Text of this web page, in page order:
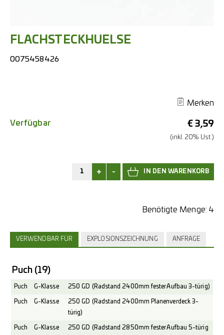
FLACHSTECKHUELSE
0075458426
Merken
€ 3,59
(inkl. 20% Ust.)
Verfügbar
+ -
Benötigte Menge: 4
VERWENDBAR FÜR EXPLOSIONSZEICHNUNG ANFRAGE
Puch (19)
Puch G-Klasse 250 GD (Radstand 2400mm fester Aufbau 3-türig)
Puch G-Klasse
250 GD (Radstand 2400mm Planenverdeck 3-
türig)
Puch G-Klasse
250 GD (Radstand 2850mm fester Aufbau 5-türig